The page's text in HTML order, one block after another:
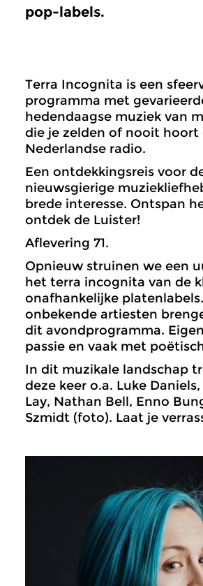
pop-labels.
Terra Incognita is een
programma met
hedendaagse muziek van
die je zelden of nooit hoort
Nederlandse radio.
Een ontdekkingsreis voor
nieuwsgierige
brede interesse. Ontspan
ontdek de Luister!
Aflevering 71.
Opnieuw struinen we een
het terra incognita van de
onafhankelijke
onbekende artiesten
dit avondprogramma.
passie en vaak met
In dit muzikale landschap
deze keer o.a. Luke
Lay, Nathan Bell, Enno
Szmidt (foto). Laat je